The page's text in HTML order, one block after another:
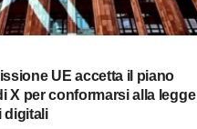
UE accetta il piano
X per conformarsi alla legge
digitali